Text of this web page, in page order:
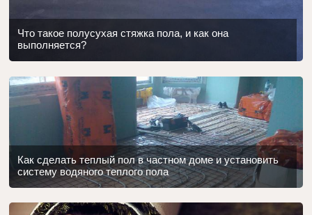
Что такое полусухая стяжка пола, и как она
выполняется?
Как сделать теплый пол в частном доме и установить
систему водяного теплого пола